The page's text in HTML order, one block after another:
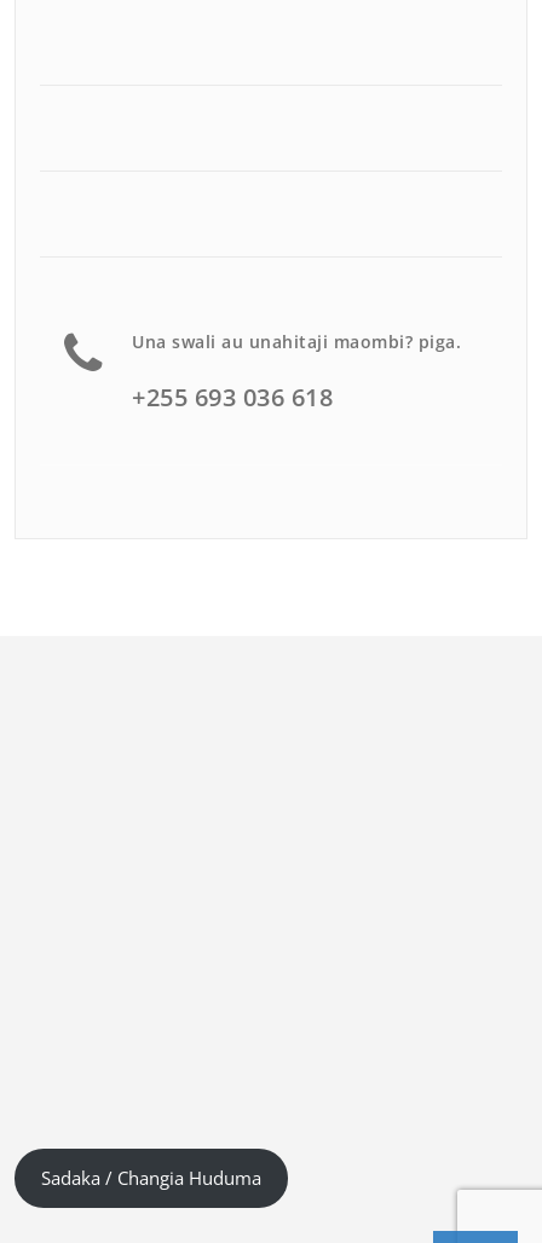
Una swali au unahitaji maombi? piga.
+255 693 036 618
Sadaka / Changia Huduma